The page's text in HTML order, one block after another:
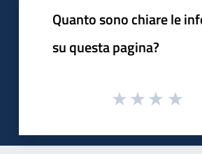
Quanto sono chiare le
su questa pagina?